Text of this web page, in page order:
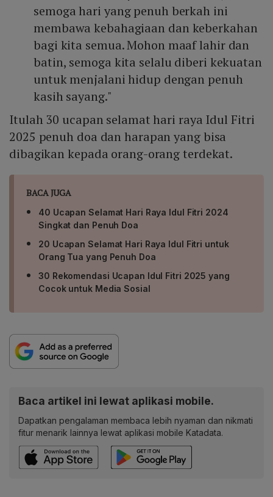
semoga hari yang penuh berkah ini
membawa kebahagiaan dan keberkahan
bagi kita semua. Mohon maaf lahir dan
batin, semoga kita selalu diberi kekuatan
untuk menjalani hidup dengan penuh
kasih sayang."
Itulah 30 ucapan selamat hari raya Idul Fitri
2025 penuh doa dan harapan yang bisa
dibagikan kepada orang-orang terdekat.
BACA JUGA
40 Ucapan Selamat Hari Raya Idul Fitri 2024
Singkat dan Penuh Doa
20 Ucapan Selamat Hari Raya Idul Fitri untuk
Orang Tua yang Penuh Doa
30 Rekomendasi Ucapan Idul Fitri 2025 yang
Cocok untuk Media Sosial
Baca artikel ini lewat aplikasi mobile.
Dapatkan pengalaman membaca lebih nyaman dan nikmati
fitur menarik lainnya lewat aplikasi mobile Katadata.